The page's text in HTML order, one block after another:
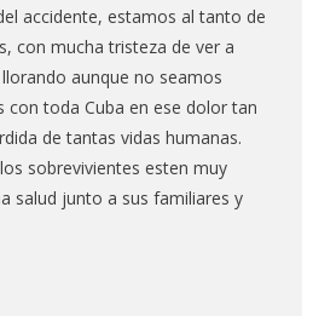
accidente, estamos al tanto de
con mucha tristeza de ver a
aunque no seamos
con toda Cuba en ese dolor tan
de tantas vidas humanas.
sobrevivientes esten muy
salud junto a sus familiares y